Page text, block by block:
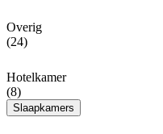
Overig
(24)
Hotelkamer
(8)
Slaapkamers